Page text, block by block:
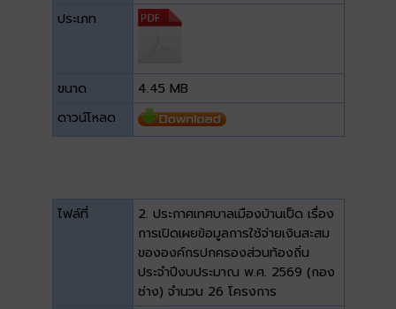
ประเภท
ขนาด
4.45 MB
ดาวน์โหลด
ไฟล์ที่
2. ประกาศเทศบาลเมืองบ้านเป็ด เรื่อง
การเปิดเผยข้อมูลการใช้จ่ายเงินสะสม
ขององค์กรปกครองส่วนท้องถิ่น
ประจำปีงบประมาณ พ.ศ. 2569 (กอง
ช่าง) จำนวน 26 โครงการ